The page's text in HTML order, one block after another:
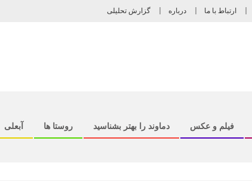
ارتباط با ما درباره گزارش تحلیلی
آبعلی روستا ها دماوند را بهتر بشناسید فیلم و عکس